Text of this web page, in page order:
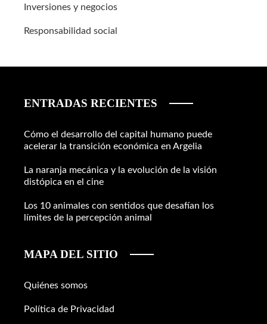
Inversiones y negocios
Responsabilidad social
ENTRADAS RECIENTES
Cómo el desarrollo del capital humano puede
acelerar la transición económica en Argelia
La naranja mecánica y la evolución de la visión
distópica en el cine
Los 10 animales con sentidos que desafían los
límites de la percepción animal
MAPA DEL SITIO
Quiénes somos
Política de Privacidad